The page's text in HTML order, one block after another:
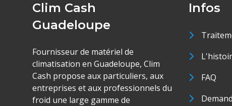
Clim Cash
Guadeloupe
Fournisseur de matériel de
climatisation en Guadeloupe, Clim
Cash propose aux particuliers, aux
entreprises et aux professionnels du
froid une large gamme de
Infos
FAQ